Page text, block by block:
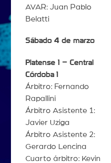
AVAR: Juan Pablo
Belatti
Sábado 4 de marzo
Platense 1 – Central
Córdoba 1
Árbitro: Fernando
Rapallini
Árbitro Asistente 1:
Javier Uziga
Árbitro Asistente 2:
Gerardo Lencina
Cuarto árbitro: Kevin